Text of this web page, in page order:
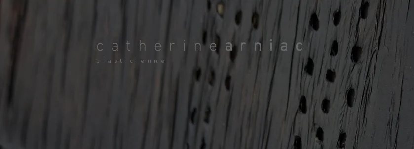
catherine arniac
plasticienne